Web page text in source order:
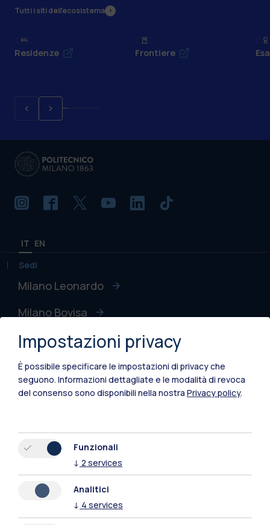
Tutti i siti dell’ecosistema
Residenze Frontiere
IT EN
Sedi
Milano Leonardo
Milano Bovisa
Cremona
Lecco
Mantova
Xi'an
Naviga il sito
Impostazioni privacy
È possibile specificare le impostazioni di privacy che
seguono. Informazioni dettagliate e le modalità di revoca
del consenso sono disponibili nella nostra Privacy policy.
Funzionali
↓ 2 services
Analitici
↓ 4 services